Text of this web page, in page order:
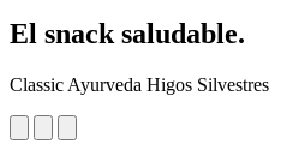
El snack saludable.
Classic Ayurveda Higos Silvestres